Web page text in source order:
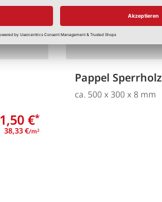
€*
38,33 €/m2
Pappel Sperrholz
ca. 500 x 300 x 8 mm